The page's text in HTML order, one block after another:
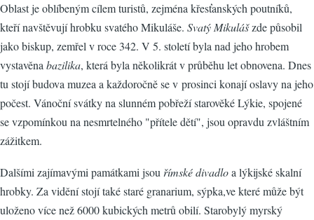
Oblast je oblíbeným cílem turistů, zejména křesťanských poutníků,
kteří navštěvují hrobku svatého Mikuláše. Svatý Mikulášzde působil
jako biskup, zemřel v roce 342. V 5. století byla nad jeho hrobem
vystavěna bazilika, která byla několikrát v průběhu let obnovena. Dnes
tu stojí budova muzea a každoročně se v prosinci konají oslavy na jeho
počest. Vánoční svátky na slunném pobřeží starověké Lýkie, spojené
se vzpomínkou na nesmrtelného "přítele dětí", jsou opravdu zvláštním
zážitkem.
Dalšími zajímavými památkami jsou římské divadloa lýkijské skalní
hrobky. Za vidění stojí také staré granarium, sýpka,ve které může být
uloženo více než 6000 kubických metrů obilí. Starobylý myrský